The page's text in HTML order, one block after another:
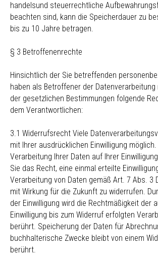
handelsund steuerrechtliche
beachten sind, kann die Speicherdauer zu
bis zu 10 Jahre betragen.
§ 3 Betroffenenrechte
Hinsichtlich der Sie betreffenden
haben als Betroffener der Datenverarbeitung
der gesetzlichen Bestimmungen folgende
dem Verantwortlichen:
3.1 Widerrufsrecht Viele
mit Ihrer ausdrücklichen Einwilligung
Verarbeitung Ihrer Daten auf Ihrer
Sie das Recht, eine einmal erteilte
Verarbeitung von Daten gemäß Art. 7 Abs. 3
mit Wirkung für die Zukunft zu widerrufen.
der Einwilligung wird die Rechtmäßigkeit der
Einwilligung bis zum Widerruf erfolgten
berührt. Speicherung der Daten für
buchhalterische Zwecke bleibt von einem
berührt.